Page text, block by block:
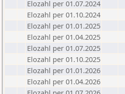
Elozahl per 01.07.2024
Elozahl per 01.10.2024
Elozahl per 01.01.2025
Elozahl per 01.04.2025
Elozahl per 01.07.2025
Elozahl per 01.10.2025
Elozahl per 01.01.2026
Elozahl per 01.04.2026